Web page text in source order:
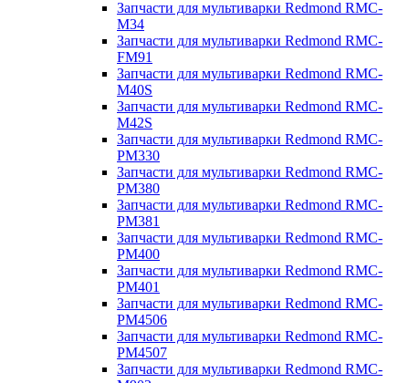
Запчасти для мультиварки Redmond RMC-
M34
Запчасти для мультиварки Redmond RMC-
FM91
Запчасти для мультиварки Redmond RMC-
M40S
Запчасти для мультиварки Redmond RMC-
M42S
Запчасти для мультиварки Redmond RMC-
PM330
Запчасти для мультиварки Redmond RMC-
PM380
Запчасти для мультиварки Redmond RMC-
PM381
Запчасти для мультиварки Redmond RMC-
PM400
Запчасти для мультиварки Redmond RMC-
PM401
Запчасти для мультиварки Redmond RMC-
PM4506
Запчасти для мультиварки Redmond RMC-
PM4507
Запчасти для мультиварки Redmond RMC-